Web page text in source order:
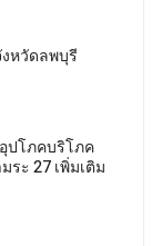
หวัดลพบุรี
ปโภคบริโภค
ะ 27 เพิ่มเติม